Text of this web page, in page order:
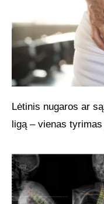
Lėtinis nugaros ar
ligą – vienas